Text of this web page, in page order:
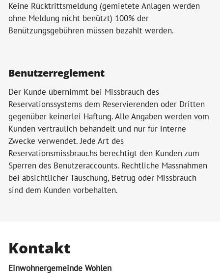
Keine Rücktrittsmeldung (gemietete Anlagen werden
ohne Meldung nicht benützt) 100% der
Benützungsgebühren müssen bezahlt werden.
Benutzerreglement
Der Kunde übernimmt bei Missbrauch des
Reservationssystems dem Reservierenden oder Dritten
gegenüber keinerlei Haftung. Alle Angaben werden vom
Kunden vertraulich behandelt und nur für interne
Zwecke verwendet. Jede Art des
Reservationsmissbrauchs berechtigt den Kunden zum
Sperren des Benutzeraccounts. Rechtliche Massnahmen
bei absichtlicher Täuschung, Betrug oder Missbrauch
sind dem Kunden vorbehalten.
Kontakt
Einwohnergemeinde Wohlen